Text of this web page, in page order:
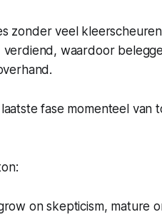
zonder veel
waardoor
fase momenteel van
on skepticism, mature